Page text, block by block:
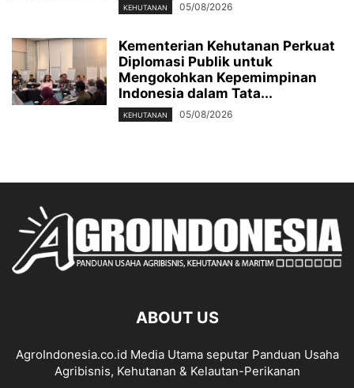
KEHUTANAN 05/08/2026
Kementerian Kehutanan Perkuat
Diplomasi Publik untuk
Mengokohkan Kepemimpinan
Indonesia dalam Tata...
KEHUTANAN 05/08/2026
ABOUT US
AgroIndonesia.co.id Media Utama seputar Panduan Usaha
Agribisnis, Kehutanan & Kelautan-Perikanan